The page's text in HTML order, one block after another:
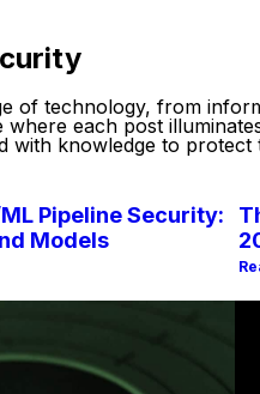
of technology, from
where each post
with knowledge to protect
Pipeline Security:
Models